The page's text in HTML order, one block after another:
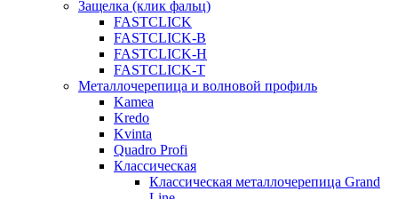
Защелка (клик фальц)
FASTCLICK
FASTCLICK-B
FASTCLICK-H
FASTCLICK-T
Металлочерепица и волновой профиль
Kamea
Kredo
Kvinta
Quadro Profi
Классическая
Классическая металлочерепица Grand